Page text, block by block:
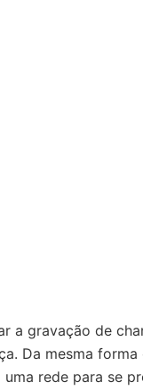
a gravação de
Da mesma forma
rede para se